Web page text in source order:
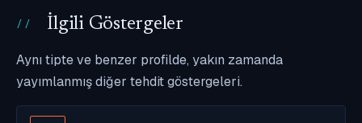
İlgili Göstergeler
Aynı tipte ve benzer profilde, yakın zamanda
yayımlanmış diğer tehdit göstergeleri.